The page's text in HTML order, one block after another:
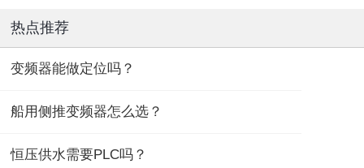
热点推荐
变频器能做定位吗？
船用侧推变频器怎么选？
恒压供水需要PLC吗？